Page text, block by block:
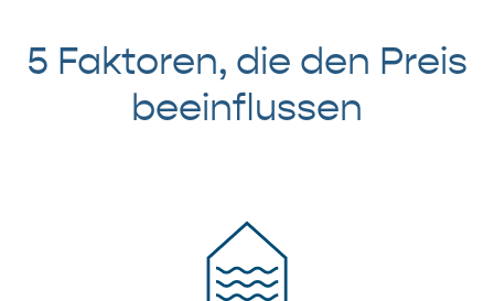
5 Faktoren, die den Preis
beeinflussen